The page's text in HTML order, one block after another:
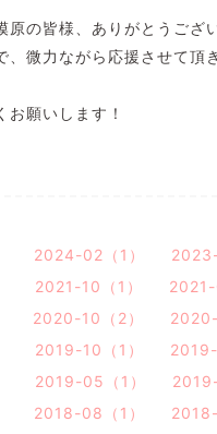
原の皆様、ありがとうござ
、微力ながら応援させて頂
お願いします！
2024-02（1）
2023-
2021-10（1）
2021-
2020-10（2）
2020-
2019-10（1）
2019-
2019-05（1）
2018-08（1）